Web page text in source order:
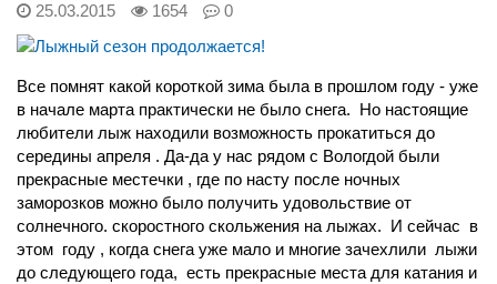
25.03.2015 1654 0
Все помнят какой короткой зима была в прошлом году - уже
в начале марта практически не было снега. Но настоящие
любители лыж находили возможность прокатиться до
середины апреля . Да-да у нас рядом с Вологдой были
прекрасные местечки , где по насту после ночных
заморозков можно было получить удовольствие от
солнечного. скоростного скольжения на лыжах. И сейчас в
этом году , когда снега уже мало и многие зачехлили лыжи
до следующего года, есть прекрасные места для катания и